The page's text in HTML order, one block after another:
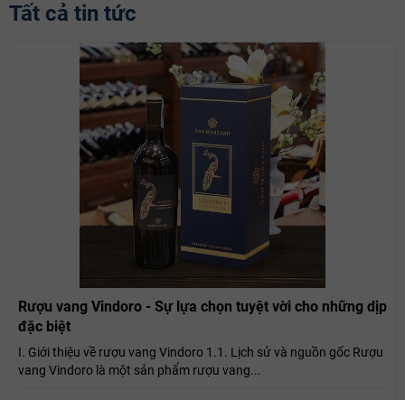
Tất cả tin tức
Rượu vang Vindoro - Sự lựa chọn tuyệt vời cho những dịp
đặc biệt
I. Giới thiệu về rượu vang Vindoro 1.1. Lịch sử và nguồn gốc Rượu
vang Vindoro là một sản phẩm rượu vang...